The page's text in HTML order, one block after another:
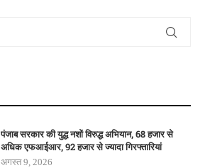
पंजाब सरकार की युद्ध नशों विरुद्ध अभियान, 68 हजार से
अधिक एफआईआर, 92 हजार से ज्यादा गिरफ्तारियां
अगस्त 9, 2026